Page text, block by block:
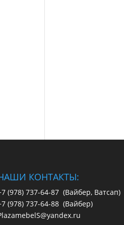
КОНТАКТЫ:
(978) 737-64-87 (Вайбер, Ватсап)
(978) 737-64-88 (Вайбер)